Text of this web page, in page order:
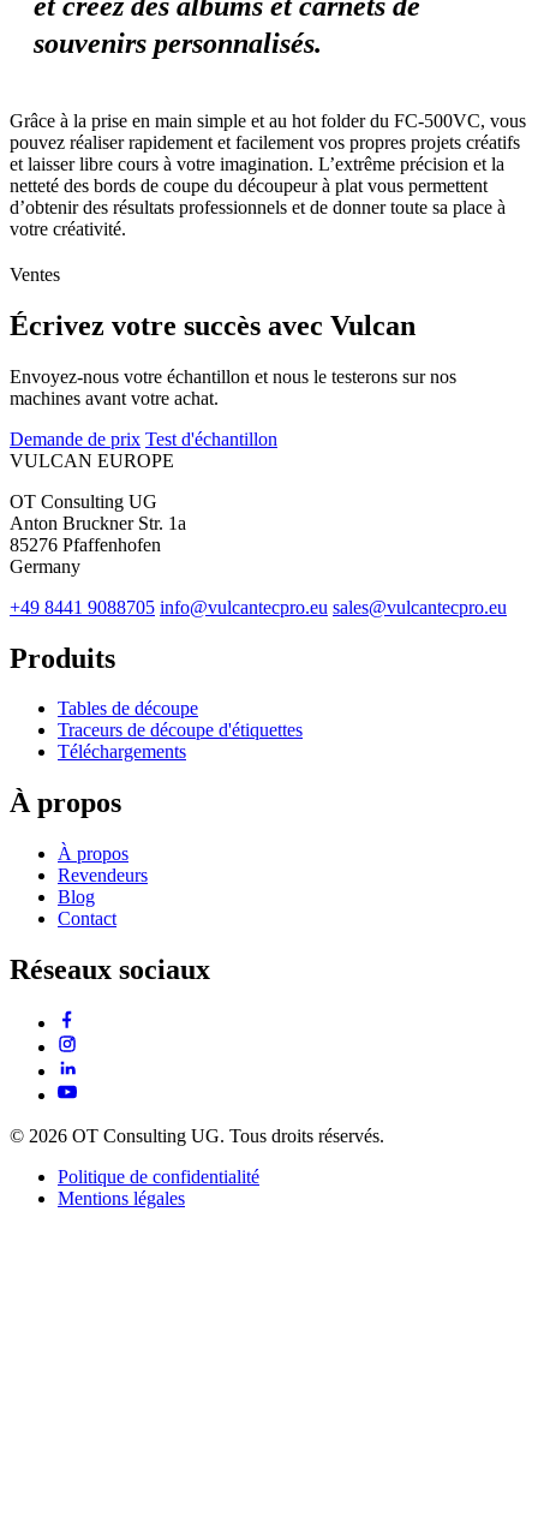
souvenirs personnalisés.
Grâce à la prise en main simple et au hot folder du FC-500VC, vous
pouvez réaliser rapidement et facilement vos propres projets créatifs
et laisser libre cours à votre imagination. L’extrême précision et la
netteté des bords de coupe du découpeur à plat vous permettent
d’obtenir des résultats professionnels et de donner toute sa place à
votre créativité.
Ventes
Écrivez votre succès avec Vulcan
Envoyez-nous votre échantillon et nous le testerons sur nos
machines avant votre achat.
Demande de prix Test d'échantillon
VULCAN EUROPE
OT Consulting UG
Anton Bruckner Str. 1a
85276 Pfaffenhofen
Germany
+49 8441 9088705 info@vulcantecpro.eu sales@vulcantecpro.eu
Produits
Tables de découpe
Traceurs de découpe d'étiquettes
Téléchargements
À propos
À propos
Revendeurs
Blog
Contact
Réseaux sociaux
© 2026 OT Consulting UG. Tous droits réservés.
Politique de confidentialité
Mentions légales